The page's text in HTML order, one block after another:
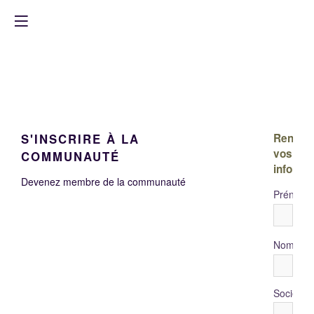
S'INSCRIRE À LA
COMMUNAUTÉ
Devenez membre de la communauté
vos
Prénom
Nom
Société